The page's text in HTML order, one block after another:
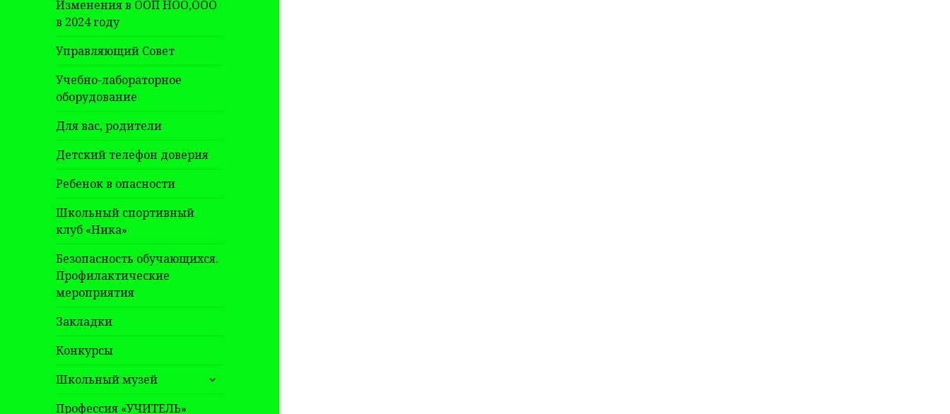
Изменения в ООП НОО,ООО
в 2024 году
Управляющий Совет
Учебно-лабораторное
оборудование
Для вас, родители
Детский телефон доверия
Ребенок в опасности
Школьный спортивный
клуб «Ника»
Безопасность обучающихся.
Профилактические
мероприятия
Закладки
Конкурсы
Школьный музей
раскрыть
дочернее
Профессия «УЧИТЕЛЬ»